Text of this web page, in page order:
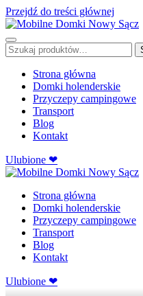
Przejdź do treści głównej
Szukaj:
Strona główna
Domki holenderskie
Przyczepy campingowe
Transport
Blog
Kontakt
Ulubione ❤
Strona główna
Domki holenderskie
Przyczepy campingowe
Transport
Blog
Kontakt
Ulubione ❤